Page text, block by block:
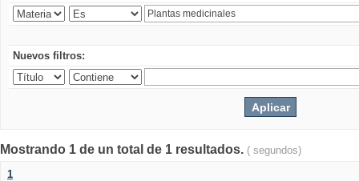
Nuevos filtros:
Mostrando 1 de un total de 1 resultados. ( segundos)
1